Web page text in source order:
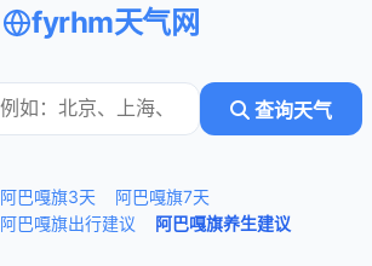
fyrhm天气网
查询天气
阿巴嘎旗3天
阿巴嘎旗7天
阿巴嘎旗出行建议
阿巴嘎旗养生建议